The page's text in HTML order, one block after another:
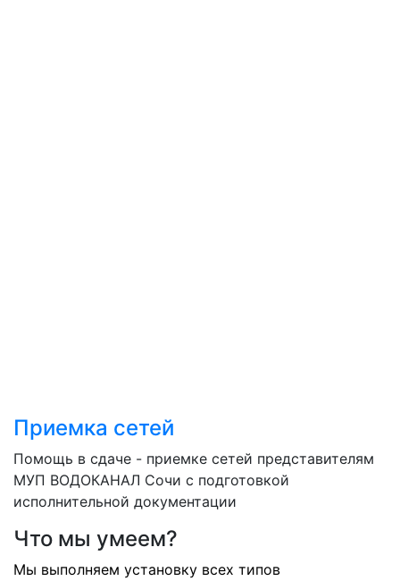
Приемка сетей
Помощь в сдаче - приемке сетей представителям
МУП ВОДОКАНАЛ Сочи с подготовкой
исполнительной документации
Что мы умеем?
Мы выполняем установку всех типов